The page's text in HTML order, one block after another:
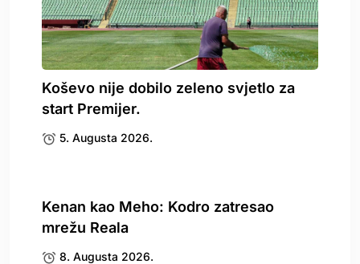
Koševo nije dobilo zeleno svjetlo za
start Premijer.
5. Augusta 2026.
Kenan kao Meho: Kodro zatresao
mrežu Reala
8. Augusta 2026.